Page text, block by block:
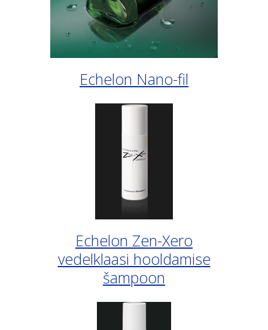
Echelon Nano-fil
Echelon Zen-Xero
vedelklaasi hooldamise
šampoon